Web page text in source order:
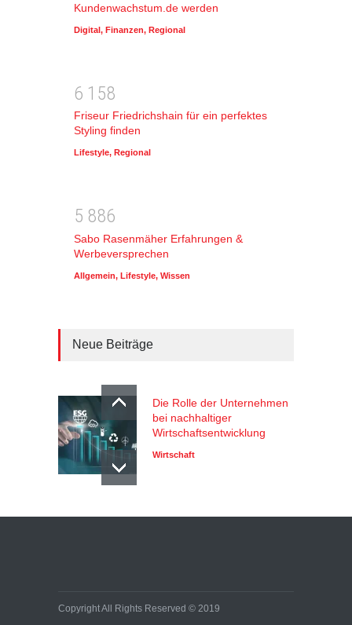
Kundenwachstum.de werden
Digital, Finanzen, Regional
6 1 58
Friseur Friedrichshain für ein perfektes
Styling finden
Lifestyle, Regional
5 886
Sabo Rasenmäher Erfahrungen &
Werbeversprechen
Allgemein, Lifestyle, Wissen
Neue Beiträge
Die Rolle der Unternehmen
bei nachhaltiger
Wirtschaftsentwicklung
Wirtschaft
Copyright All Rights Reserved © 2019